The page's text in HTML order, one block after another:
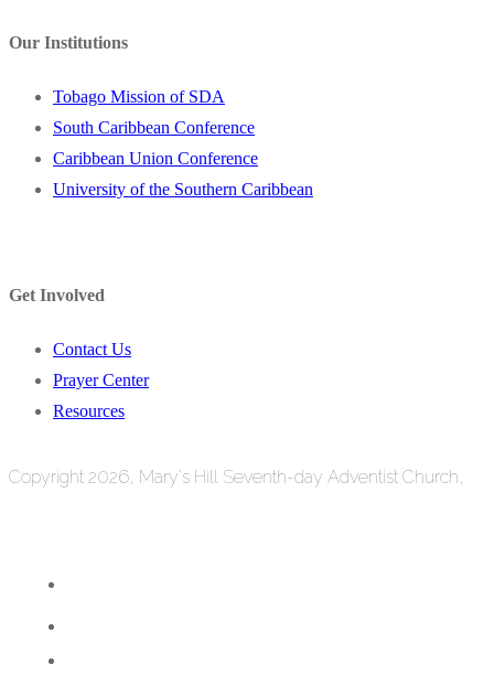
Our Institutions
Tobago Mission of SDA
South Caribbean Conference
Caribbean Union Conference
University of the Southern Caribbean
Get Involved
Contact Us
Prayer Center
Resources
Copyright 2026, Mary's Hill Seventh-day Adventist Church,